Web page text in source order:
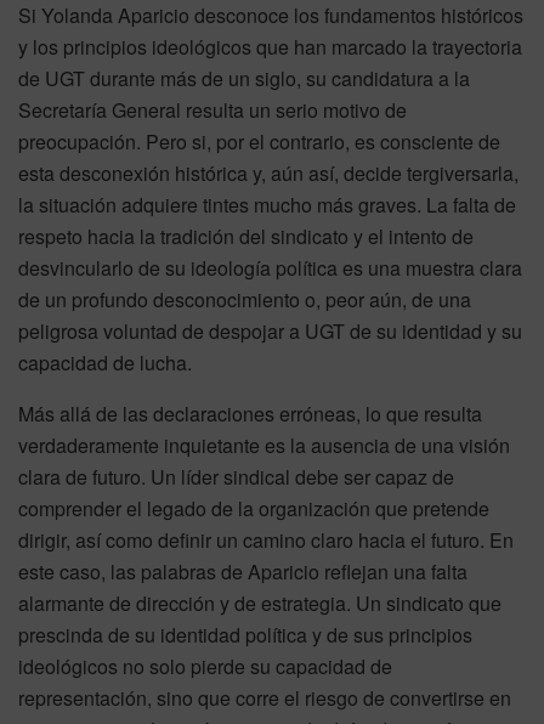
Si Yolanda Aparicio desconoce los fundamentos históricos
y los principios ideológicos que han marcado la trayectoria
de UGT durante más de un siglo, su candidatura a la
Secretaría General resulta un serio motivo de
preocupación. Pero si, por el contrario, es consciente de
esta desconexión histórica y, aún así, decide tergiversarla,
la situación adquiere tintes mucho más graves. La falta de
respeto hacia la tradición del sindicato y el intento de
desvincularlo de su ideología política es una muestra clara
de un profundo desconocimiento o, peor aún, de una
peligrosa voluntad de despojar a UGT de su identidad y su
capacidad de lucha.
Más allá de las declaraciones erróneas, lo que resulta
verdaderamente inquietante es la ausencia de una visión
clara de futuro. Un líder sindical debe ser capaz de
comprender el legado de la organización que pretende
dirigir, así como definir un camino claro hacia el futuro. En
este caso, las palabras de Aparicio reflejan una falta
alarmante de dirección y de estrategia. Un sindicato que
prescinda de su identidad política y de sus principios
ideológicos no solo pierde su capacidad de
representación, sino que corre el riesgo de convertirse en